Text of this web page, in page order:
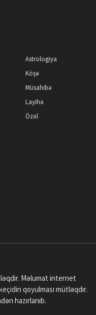
Astrologiya
Köşə
Müsahibə
Layihə
Özəl
Məlumat internet
qoyulması mütləqdir.
hazırlanıb.